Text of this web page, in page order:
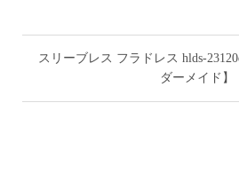
スリーブレス フラドレス hlds-
ダーメイド】